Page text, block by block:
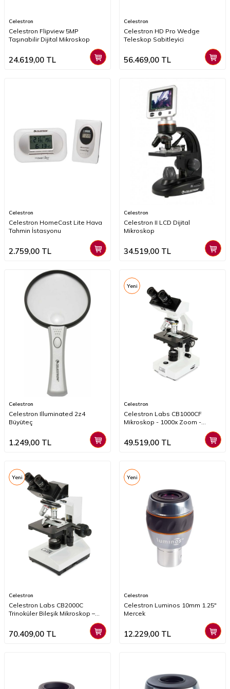
Celestron
Celestron Flipview 5MP
Taşınabilir Dijital Mikroskop
24.619,00 TL
Celestron
Celestron HD Pro Wedge
Teleskop Sabitleyici
56.469,00 TL
Celestron
Celestron HomeCast Lite Hava
Tahmin İstasyonu
2.759,00 TL
Celestron
Celestron II LCD Dijital
Mikroskop
34.519,00 TL
Celestron
Celestron Illuminated 2z4
Büyüteç
1.249,00 TL
Yeni
Celestron
Celestron Labs CB1000CF
Mikroskop - 1000x Zoom -
Ayarlanabilir LED Işık - Binoküler
Başlık
49.519,00 TL
Yeni
Celestron
Celestron Labs CB2000C
Trinoküler Bileşik Mikroskop –
Preparatlı, Kamera Uyumlu
70.409,00 TL
Yeni
Celestron
Celestron Luminos 10mm 1.25"
Mercek
12.229,00 TL